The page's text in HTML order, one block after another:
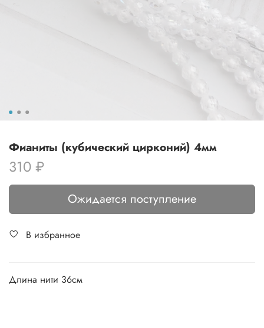
Фианиты (кубический цирконий) 4мм
310 ₽
Ожидается поступление
В избранное
Длина нити 36см